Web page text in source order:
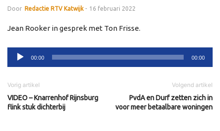
Door Redactie RTV Katwijk - 16 februari 2022
Jean Rooker in gesprek met Ton Frisse.
Audiospeler
00:00 00:00
Vorig artikel
VIDEO – Knarrenhof Rijnsburg
flink stuk dichterbij
Volgend artikel
PvdA en Durf zetten zich in
voor meer betaalbare woningen